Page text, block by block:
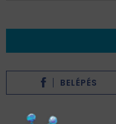
BELÉPÉS